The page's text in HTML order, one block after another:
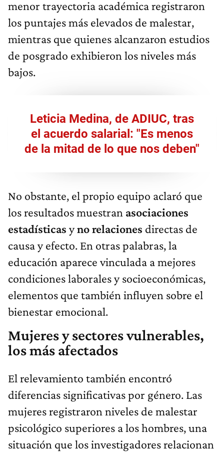
menor trayectoria académica registraron
los puntajes más elevados de malestar,
mientras que quienes alcanzaron estudios
de posgrado exhibieron los niveles más
bajos.
Leticia Medina, de ADIUC, tras
el acuerdo salarial: "Es menos
de la mitad de lo que nos deben"
No obstante, el propio equipo aclaró que
los resultados muestran asociaciones
estadísticas yno relaciones directas de
causa y efecto. En otras palabras, la
educación aparece vinculada a mejores
condiciones laborales y socioeconómicas,
elementos que también influyen sobre el
bienestar emocional.
Mujeres y sectores vulnerables,
los más afectados
El relevamiento también encontró
diferencias significativas por género. Las
mujeres registraron niveles de malestar
psicológico superiores a los hombres, una
situación que los investigadores relacionan